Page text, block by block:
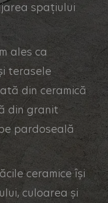
spațiului
ales ca
terasele
din ceramică
din granit
pardoseală
ceramice își
culoarea și